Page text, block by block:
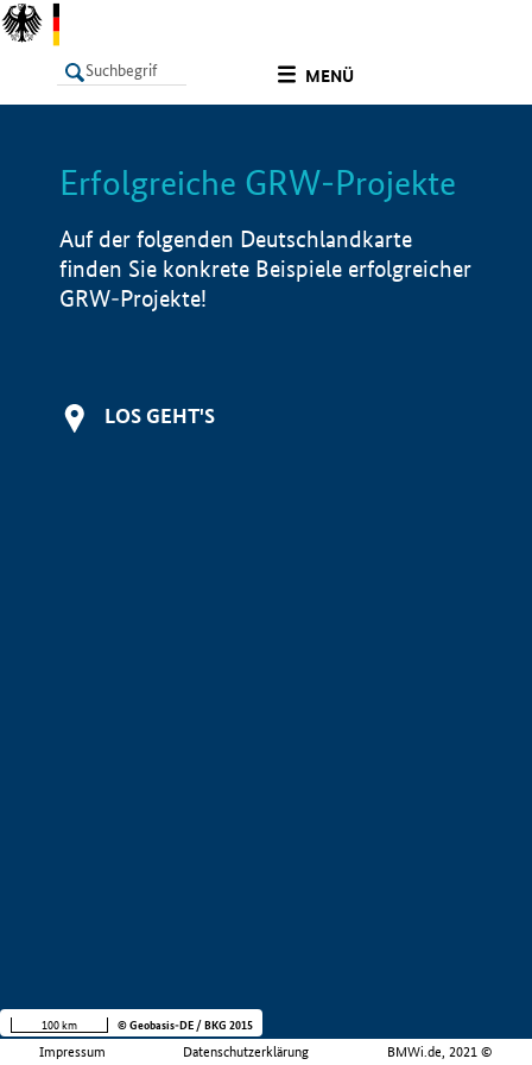
MENÜ
LISTE Info
Erfolgreiche GRW-Projekte
Auf der folgenden Deutschlandkarte
finden Sie konkrete Beispiele erfolgreicher
GRW-Projekte!
LOS GEHT'S
Impressum Datenschutzerklärung BMWi.de, 2021 ©
100 km © Geobasis-DE / BKG 2015